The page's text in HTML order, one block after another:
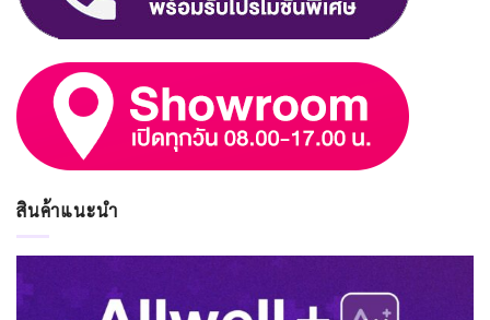
สินค้าแนะนำ